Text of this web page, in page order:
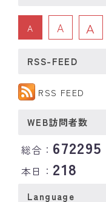
A A A
RSS-FEED
RSS FEED
WEB訪問者数
総合： 672295
本日： 218
Language